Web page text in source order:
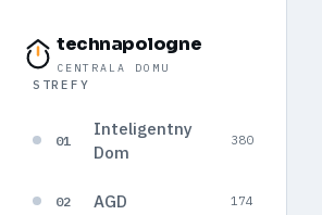
technapologne
CENTRALA DOMU
STREFY
01
Inteligentny
Dom
380
02 AGD 174